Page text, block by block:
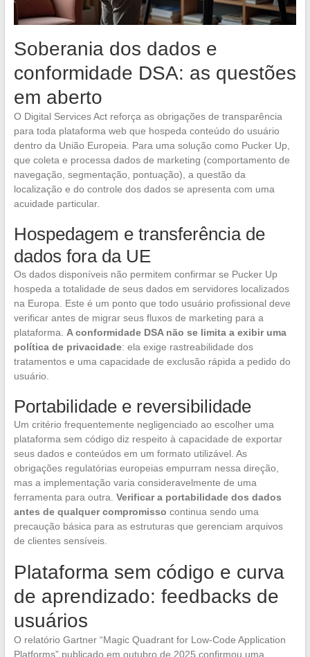
Soberania dos dados e
conformidade DSA: as questões
em aberto
O Digital Services Act reforça as obrigações de transparência
para toda plataforma web que hospeda conteúdo do usuário
dentro da União Europeia. Para uma solução como Pucker Up,
que coleta e processa dados de marketing (comportamento de
navegação, segmentação, pontuação), a questão da
localização e do controle dos dados se apresenta com uma
acuidade particular.
Hospedagem e transferência de
dados fora da UE
Os dados disponíveis não permitem confirmar se Pucker Up
hospeda a totalidade de seus dados em servidores localizados
na Europa. Este é um ponto que todo usuário profissional deve
verificar antes de migrar seus fluxos de marketing para a
plataforma. A conformidade DSA não se limita a exibir uma
política de privacidade: ela exige rastreabilidade dos
tratamentos e uma capacidade de exclusão rápida a pedido do
usuário.
Portabilidade e reversibilidade
Um critério frequentemente negligenciado ao escolher uma
plataforma sem código diz respeito à capacidade de exportar
seus dados e conteúdos em um formato utilizável. As
obrigações regulatórias europeias empurram nessa direção,
mas a implementação varia consideravelmente de uma
ferramenta para outra. Verificar a portabilidade dos dados
antes de qualquer compromisso continua sendo uma
precaução básica para as estruturas que gerenciam arquivos
de clientes sensíveis.
Plataforma sem código e curva
de aprendizado: feedbacks de
usuários
O relatório Gartner “Magic Quadrant for Low-Code Application
Platforms” publicado em outubro de 2025 confirmou uma